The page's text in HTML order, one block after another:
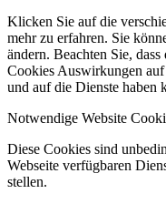
Klicken Sie auf die
mehr zu erfahren. Sie
ändern. Beachten Sie,
Cookies Auswirkungen
und auf die Dienste haben
Notwendige Website
Diese Cookies sind
Webseite verfügbaren
stellen.